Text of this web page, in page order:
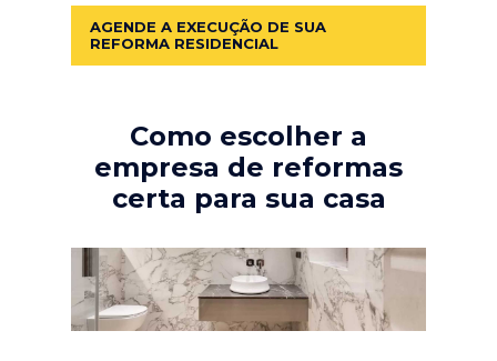
AGENDE A EXECUÇÃO DE SUA
REFORMA RESIDENCIAL
Como escolher a
empresa de reformas
certa para sua casa